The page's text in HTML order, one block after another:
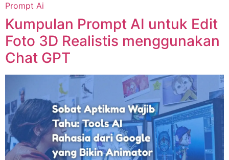
Prompt Ai
Kumpulan Prompt AI untuk Edit
Foto 3D Realistis menggunakan
Chat GPT